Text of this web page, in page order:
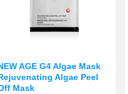
AGE G4 Algae Mask
Algae Peel
Mask